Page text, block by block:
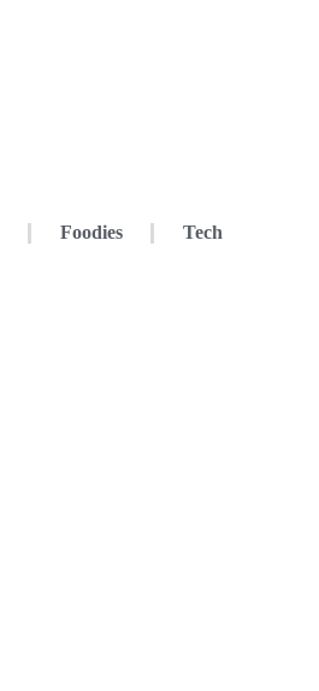
Foodies Tech